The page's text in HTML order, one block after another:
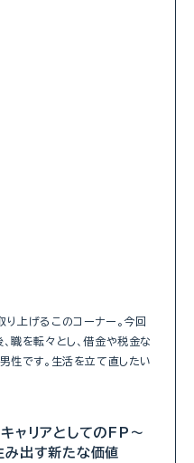
上げるこのコーナー。今回
職を転々とし、借金や税金な
性です。生活を立て直したい
ャリアとしてのFP～
み出す新たな価値